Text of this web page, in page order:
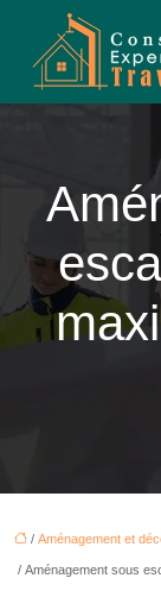
/ Aménagement et
/ Aménagement sous